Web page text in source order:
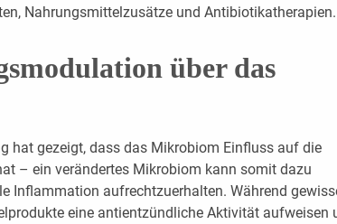
Nahrungsmittelzusätze und Antibiotikatherapien.
über das
hat gezeigt, dass das Mikrobiom Einfluss auf die
– ein verändertes Mikrobiom kann somit dazu
Inflammation aufrechtzuerhalten. Während
eine antientzündliche Aktivität aufweisen